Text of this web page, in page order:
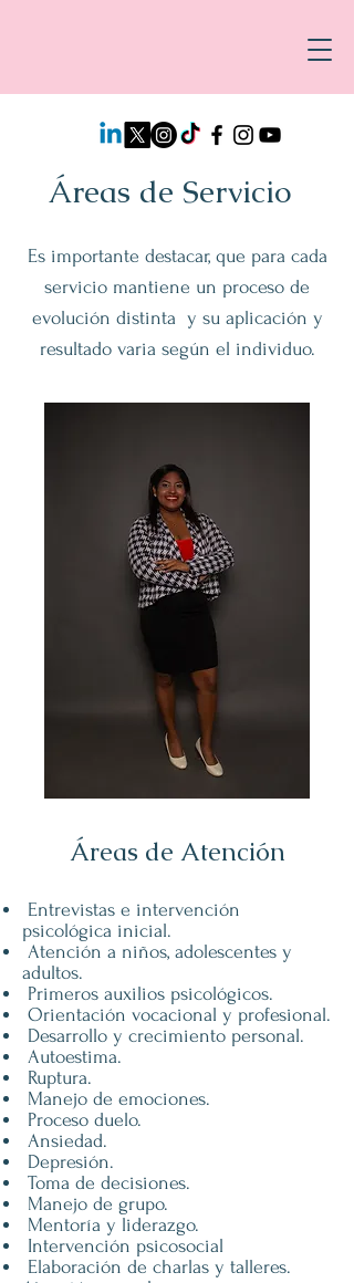
Áreas de Servicio
Es importante destacar, que para cada
servicio mantiene un proceso de
evolución distinta y su aplicación y
resultado varia según el individuo.
Áreas de Atención
Entrevistas e intervención
psicológica inicial.
Atención a niños, adolescentes y
adultos.
Primeros auxilios psicológicos.
Orientación vocacional y profesional.
Desarrollo y crecimiento personal.
Autoestima.
Ruptura.
Manejo de emociones.
Proceso duelo.
Ansiedad.
Depresión.
Toma de decisiones.
Manejo de grupo.
Mentoría y liderazgo.
Intervención psicosocial
Elaboración de charlas y talleres.